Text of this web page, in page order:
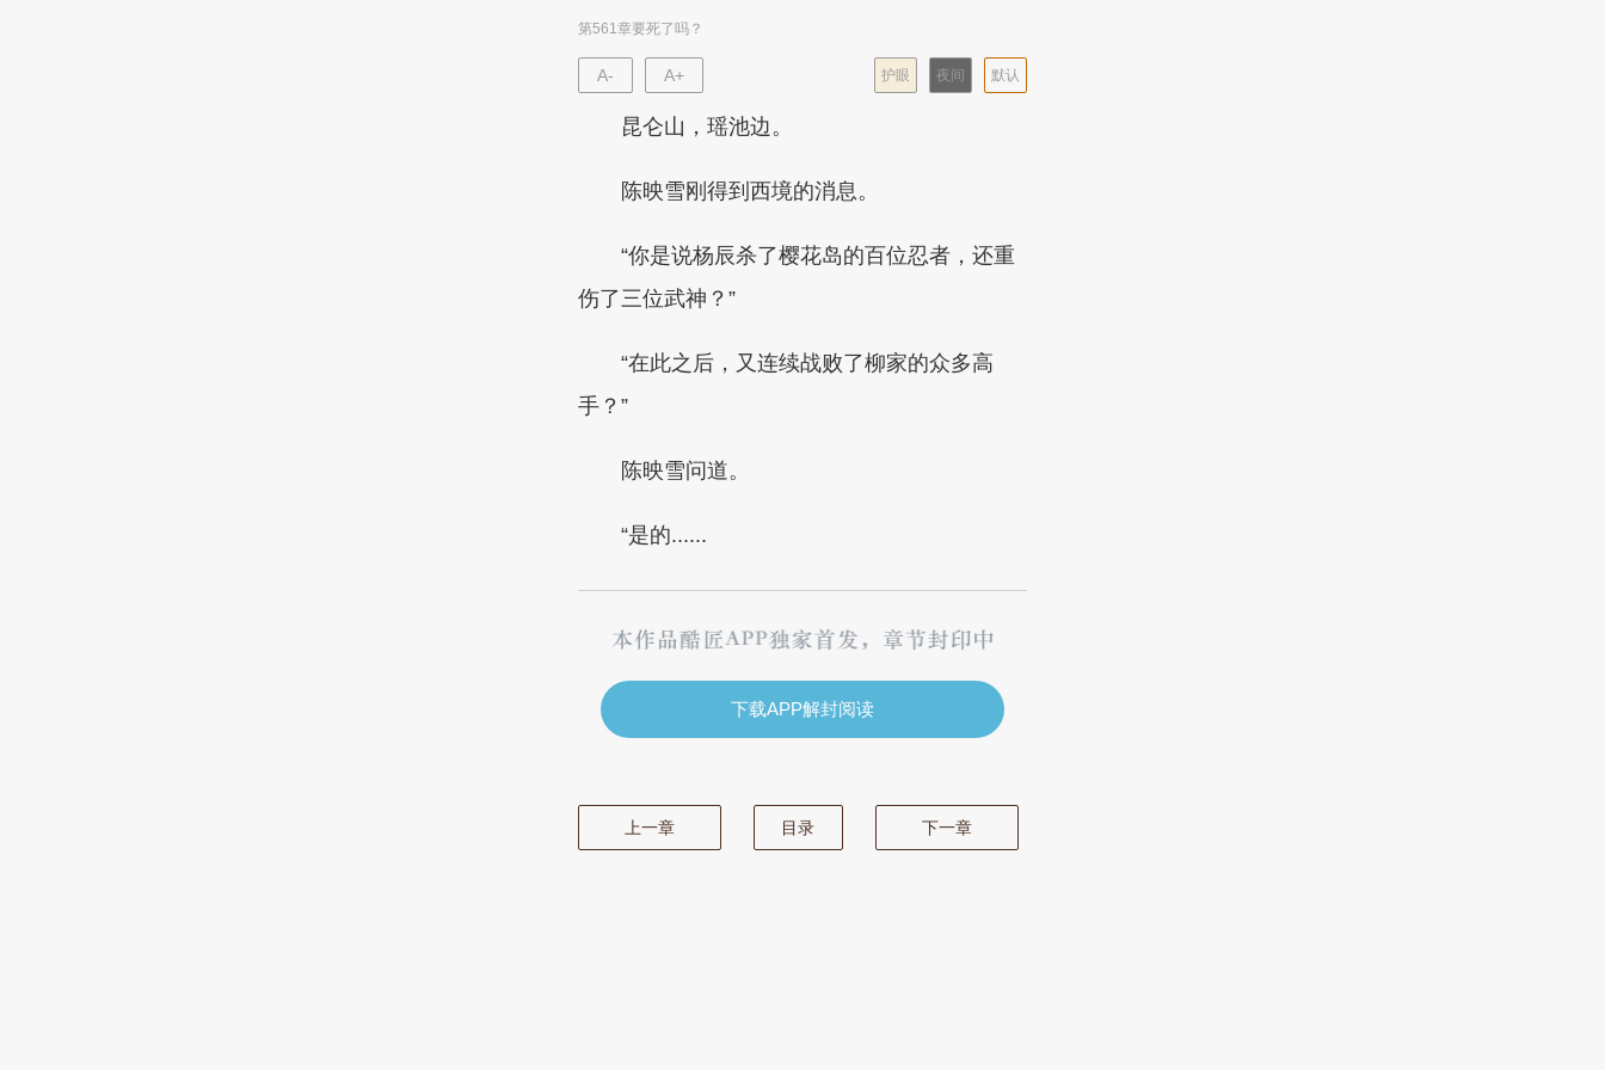
第561章要死了吗？
A- A+ 默认
夜间
护眼
昆仑山，瑶池边。
陈映雪刚得到西境的消息。
“你是说杨辰杀了樱花岛的百位忍者，还重
伤了三位武神？”
“在此之后，又连续战败了柳家的众多高
手？”
陈映雪问道。
“是的......
下载APP解封阅读
上一章 目录 下一章